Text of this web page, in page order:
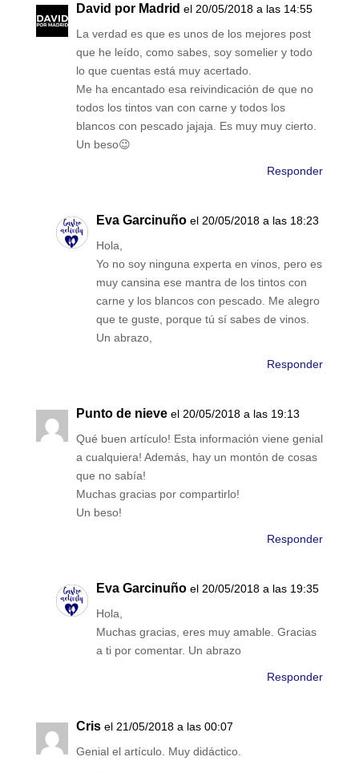
David por Madrid el 20/05/2018 a las 14:55
La verdad es que es unos de los mejores post
que he leído, como sabes, soy somelier y todo
lo que cuentas está muy acertado.
Me ha encantado esa reivindicación de que no
todos los tintos van con carne y todos los
blancos con pescado jajaja. Es muy muy cierto.
Un beso😉
Responder
Eva Garcinuño el 20/05/2018 a las 18:23
Hola,
Yo no soy ninguna experta en vinos, pero es
muy cansina ese mantra de los tintos con
carne y los blancos con pescado. Me alegro
que te guste, porque tú sí sabes de vinos.
Un abrazo,
Responder
Punto de nieve el 20/05/2018 a las 19:13
Qué buen artículo! Esta información viene genial
a cualquiera! Además, hay un montón de cosas
que no sabía!
Muchas gracias por compartirlo!
Un beso!
Responder
Eva Garcinuño el 20/05/2018 a las 19:35
Hola,
Muchas gracias, eres muy amable. Gracias
a ti por comentar. Un abrazo
Responder
Cris el 21/05/2018 a las 00:07
Genial el artículo. Muy didáctico.